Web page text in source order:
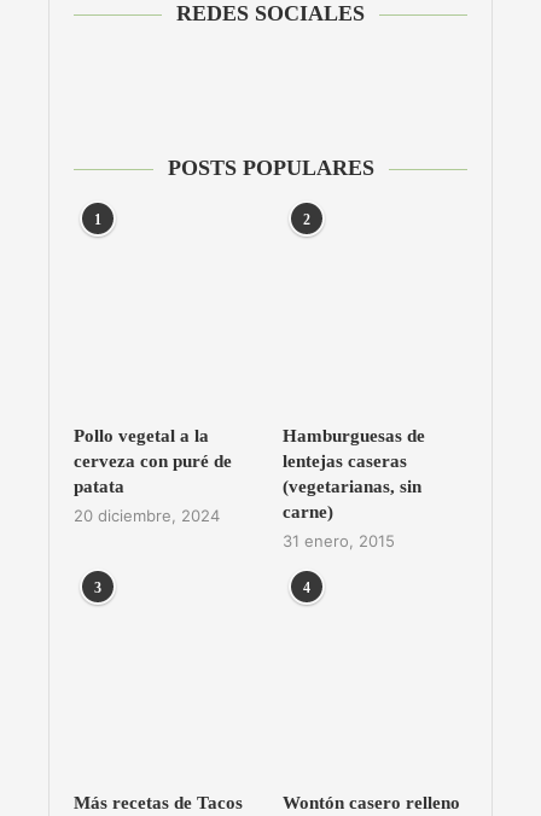
REDES SOCIALES
POSTS POPULARES
1
Pollo vegetal a la
cerveza con puré de
patata
20 diciembre, 2024
2
Hamburguesas de
lentejas caseras
(vegetarianas, sin
carne)
31 enero, 2015
3
Más recetas de Tacos
4
Wontón casero relleno